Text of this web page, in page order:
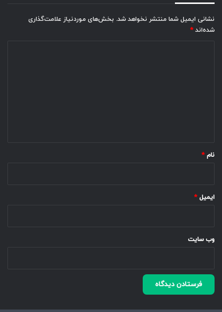
نشانی ایمیل شما منتشر نخواهد شد. بخش‌های موردنیاز علامت‌گذاری
شده‌اند *
نام *
ایمیل *
وب‌ سایت